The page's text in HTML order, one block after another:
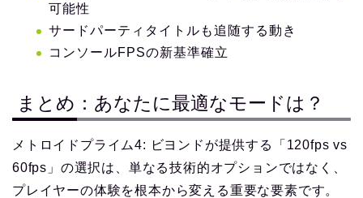
可能性
サードパーティタイトルも追随する動き
コンソールFPSの新基準確立
まとめ：あなたに最適なモードは？
メトロイドプライム4: ビヨンドが提供する「120fps vs
60fps」の選択は、単なる技術的オプションではなく、
プレイヤーの体験を根本から変える重要な要素です。